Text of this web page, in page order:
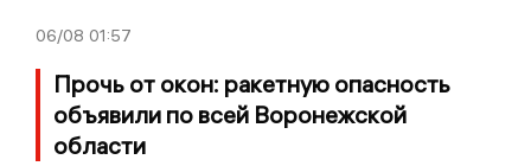
06/08 01:57
Прочь от окон: ракетную опасность
объявили по всей Воронежской
области